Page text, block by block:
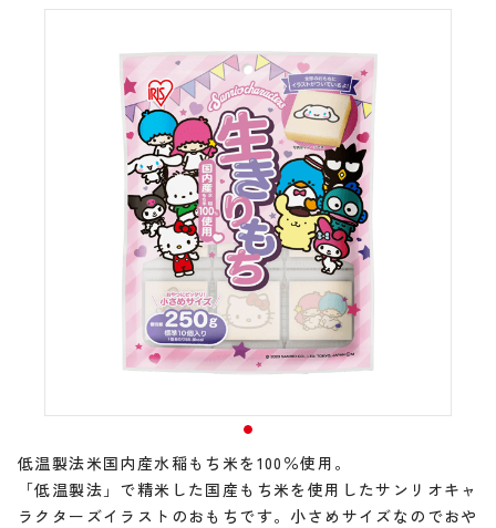
低温製法米国内産水稲もち米を100％使用。
「低温製法」で精米した国産もち米を使用したサンリオキャ
ラクターズイラストのおもちです。小さめサイズなのでおや